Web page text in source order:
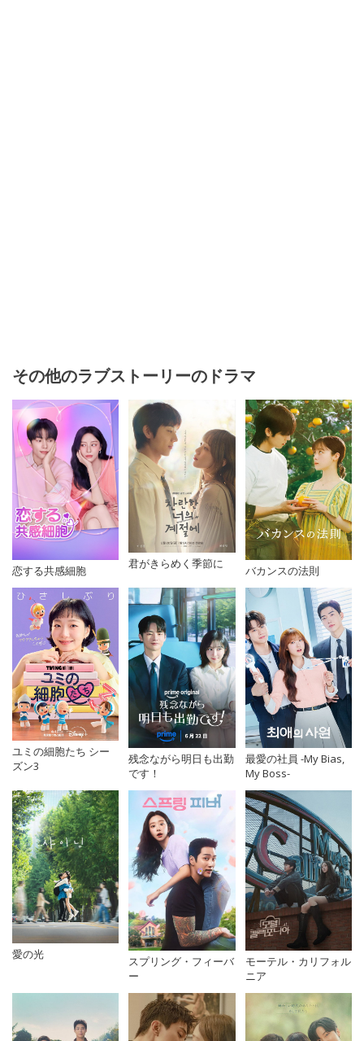
その他のラブストーリーのドラマ
恋する共感細胞
君がきらめく季節に
バカンスの法則
ユミの細胞たち シー
ズン3
残念ながら明日も出勤
です！
最愛の社員 -My Bias,
My Boss-
愛の光
スプリング・フィーバ
ー
モーテル・カリフォル
ニア